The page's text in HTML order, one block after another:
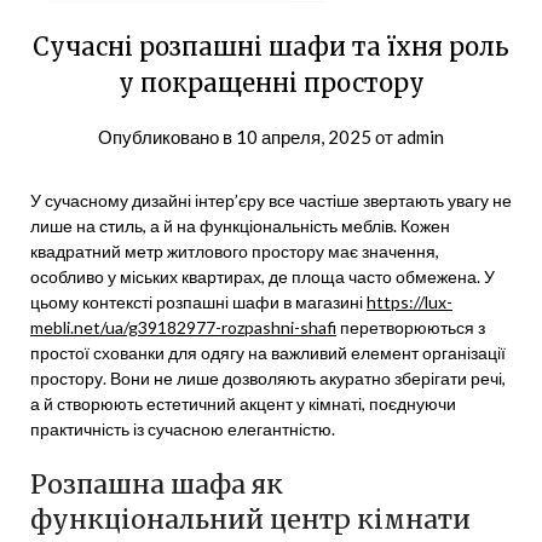
Сучасні розпашні шафи та їхня роль
у покращенні простору
Опубликовано в 10 апреля, 2025 отadmin
У сучасному дизайні інтер’єру все частіше звертають увагу не
лише на стиль, а й на функціональність меблів. Кожен
квадратний метр житлового простору має значення,
особливо у міських квартирах, де площа часто обмежена. У
цьому контексті розпашні шафи в магазиніhttps://lux-
mebli.net/ua/g39182977-rozpashni-shafi перетворюються з
простої схованки для одягу на важливий елемент організації
простору. Вони не лише дозволяють акуратно зберігати речі,
а й створюють естетичний акцент у кімнаті, поєднуючи
практичність із сучасною елегантністю.
Розпашна шафа як
функціональний центр кімнати